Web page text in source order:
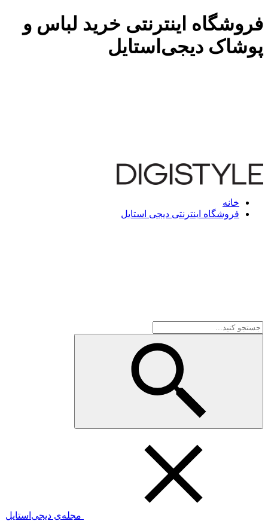
فروشگاه اینترنتی خرید لباس و
پوشاک دیجی‌استایل
خانه
فروشگاه اینترنتی دیجی استایل
مجله‌ی دیجی‌استایل